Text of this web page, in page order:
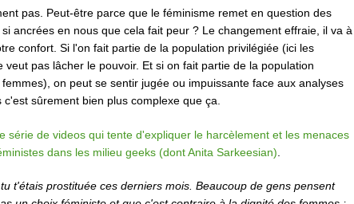
pas. Peut-être parce que le féminisme remet en question des
ancrées en nous que cela fait peur ? Le changement effraie, il va à
confort. Si l'on fait partie de la population privilégiée (ici les
veut pas lâcher le pouvoir. Et si on fait partie de la population
on peut se sentir jugée ou impuissante face aux analyses
c'est sûrement bien plus complexe que ça.
série de videos qui tente d'expliquer le harcèlement et les menaces
dans les milieu geeks (dont Anita Sarkeesian)
t'étais prostituée ces derniers mois. Beaucoup de gens pensent